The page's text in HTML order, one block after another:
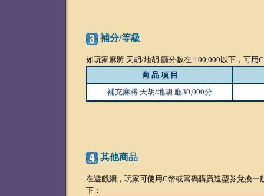
補分/等級
如玩家麻將 天胡/地胡 廳分數在-100,000以下，可
商 品 項 目
補充麻將 天胡/地胡 廳30,000分
其他商品
在遊戲網，玩家可使用C幣或籌碼購買造型券兌換
下：